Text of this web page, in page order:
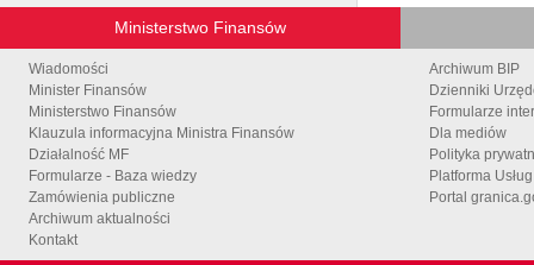
Ministerstwo Finansów
Wiadomości
Minister Finansów
Ministerstwo Finansów
Klauzula informacyjna Ministra Finansów
Działalność MF
Formularze - Baza wiedzy
Zamówienia publiczne
Archiwum aktualności
Kontakt
Archiwum BIP
Dzienniki
Formularze
Dla mediów
Polityka
Platforma
Portal